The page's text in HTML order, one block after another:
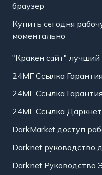
браузер
Купить сегодня
моментально
"Кракен сайт" лучший
24МГ Ссылка Гарантия
24МГ Ссылка
24МГ Ссылка Даркнет
DarkMarket доступ
Darknet руководство
Darknet Руководство